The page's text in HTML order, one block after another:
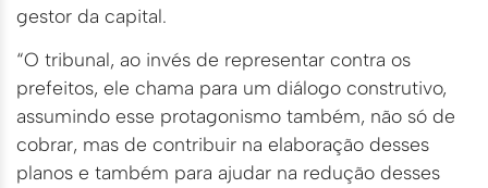
gestor da capital.
“O tribunal, ao invés de representar contra os
prefeitos, ele chama para um diálogo construtivo,
assumindo esse protagonismo também, não só de
cobrar, mas de contribuir na elaboração desses
planos e também para ajudar na redução desses